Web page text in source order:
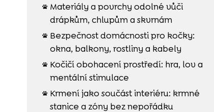

Materiály a povrchy odolné vůči
drápkům, chlupům a skvrnám

Bezpečnost domácnosti pro kočky:
okna, balkony, rostliny a kabely

Kočičí obohacení prostředí: hra, lov a
mentální stimulace

Krmení jako součást interiéru: krmné
stanice a zóny bez nepořádku